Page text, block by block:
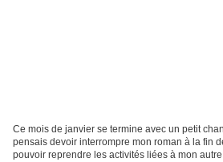
Ce mois de janvier se termine avec un petit
pensais devoir interrompre mon roman à la fin
pouvoir reprendre les activités liées à mon